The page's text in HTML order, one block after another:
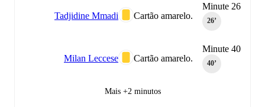
Minute 26
26‎’‎
Cartão amarelo.
Tadjidine Mmadi
Minute 40
40‎’‎
Cartão amarelo.
Milan Leccese
Mais +2 minutos